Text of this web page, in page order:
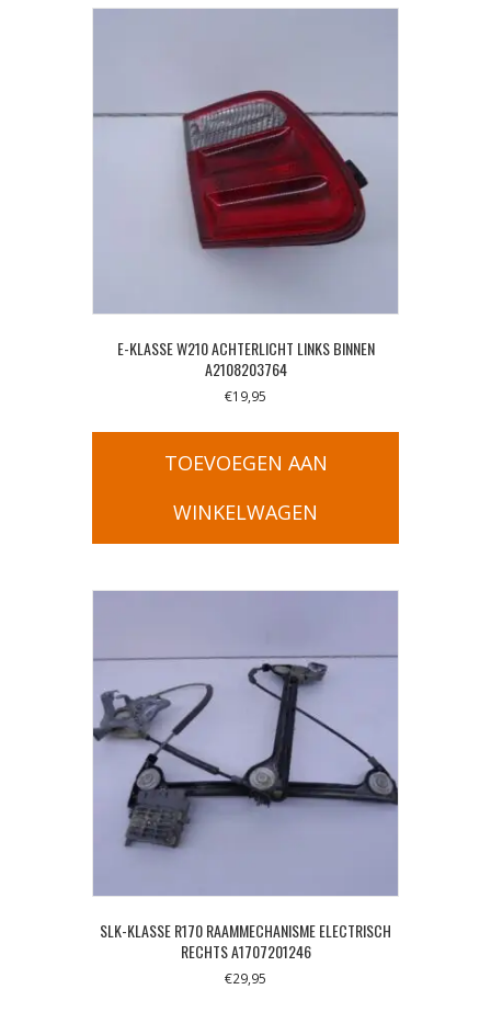
E-KLASSE W210 ACHTERLICHT LINKS BINNEN
A2108203764
€19,95
TOEVOEGEN AAN
WINKELWAGEN
SLK-KLASSE R170 RAAMMECHANISME ELECTRISCH
RECHTS A1707201246
€29,95